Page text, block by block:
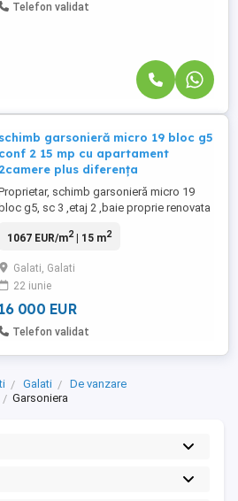
Telefon validat
schimb garsonieră micro 19 bloc g5
conf 2 15 mp cu apartament
2camere plus diferența
schimb garsonieră micro 19
bloc g5, sc 3 ,etaj 2 ,baie proprie renovata
noua ,contor schimbat,boiler ,canalizare
de supraveghere, racordata la agent
complet utilata ,plus un autoturism
marca Nissan ...
1067 EUR/m2| 15 m2
Galati, Galati
22 iunie
16 000 EUR
Telefon validat
Galati
De vanzare
Garsoniera